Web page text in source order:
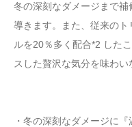
冬の深刻なダメージまで
導きます。また、従来の
ルを20％多く配合*2 した
スした贅沢な気分を味わい
・冬の深刻なダメージに